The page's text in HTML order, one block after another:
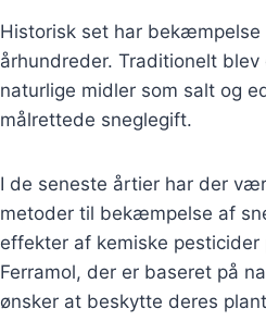
Historisk set har
århundreder. Traditionelt
naturlige midler som salt og
målrettede sneglegift.
I de seneste årtier har der
metoder til bekæmpelse af
effekter af kemiske
Ferramol, der er baseret på
ønsker at beskytte deres